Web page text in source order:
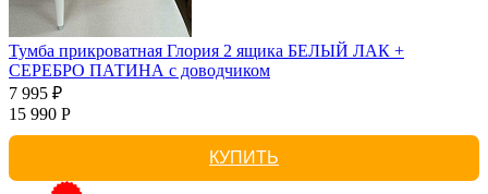
Тумба прикроватная Глория 2 ящика БЕЛЫЙ ЛАК +
СЕРЕБРО ПАТИНА с доводчиком
7 995 ₽
15 990 Р
КУПИТЬ